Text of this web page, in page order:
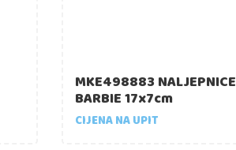
MKE498883 NALJEPNICE
BARBIE 17x7cm
CIJENA NA UPIT